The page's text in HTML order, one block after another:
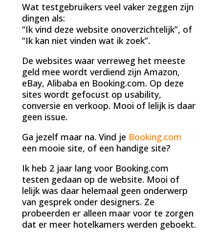
Wat testgebruikers veel vaker zeggen zijn
dingen als:
“Ik vind deze website onoverzichtelijk”, of
“Ik kan niet vinden wat ik zoek”.
De websites waar verreweg het meeste
geld mee wordt verdiend zijn Amazon,
eBay, Alibaba en Booking.com. Op deze
sites wordt gefocust op usability,
conversie en verkoop. Mooi of lelijk is daar
geen issue.
Ga jezelf maar na. Vind je Booking.com
een mooie site, of een handige site?
Ik heb 2 jaar lang voor Booking.com
testen gedaan op de website. Mooi of
lelijk was daar helemaal geen onderwerp
van gesprek onder designers. Ze
probeerden er alleen maar voor te zorgen
dat er meer hotelkamers werden geboekt.